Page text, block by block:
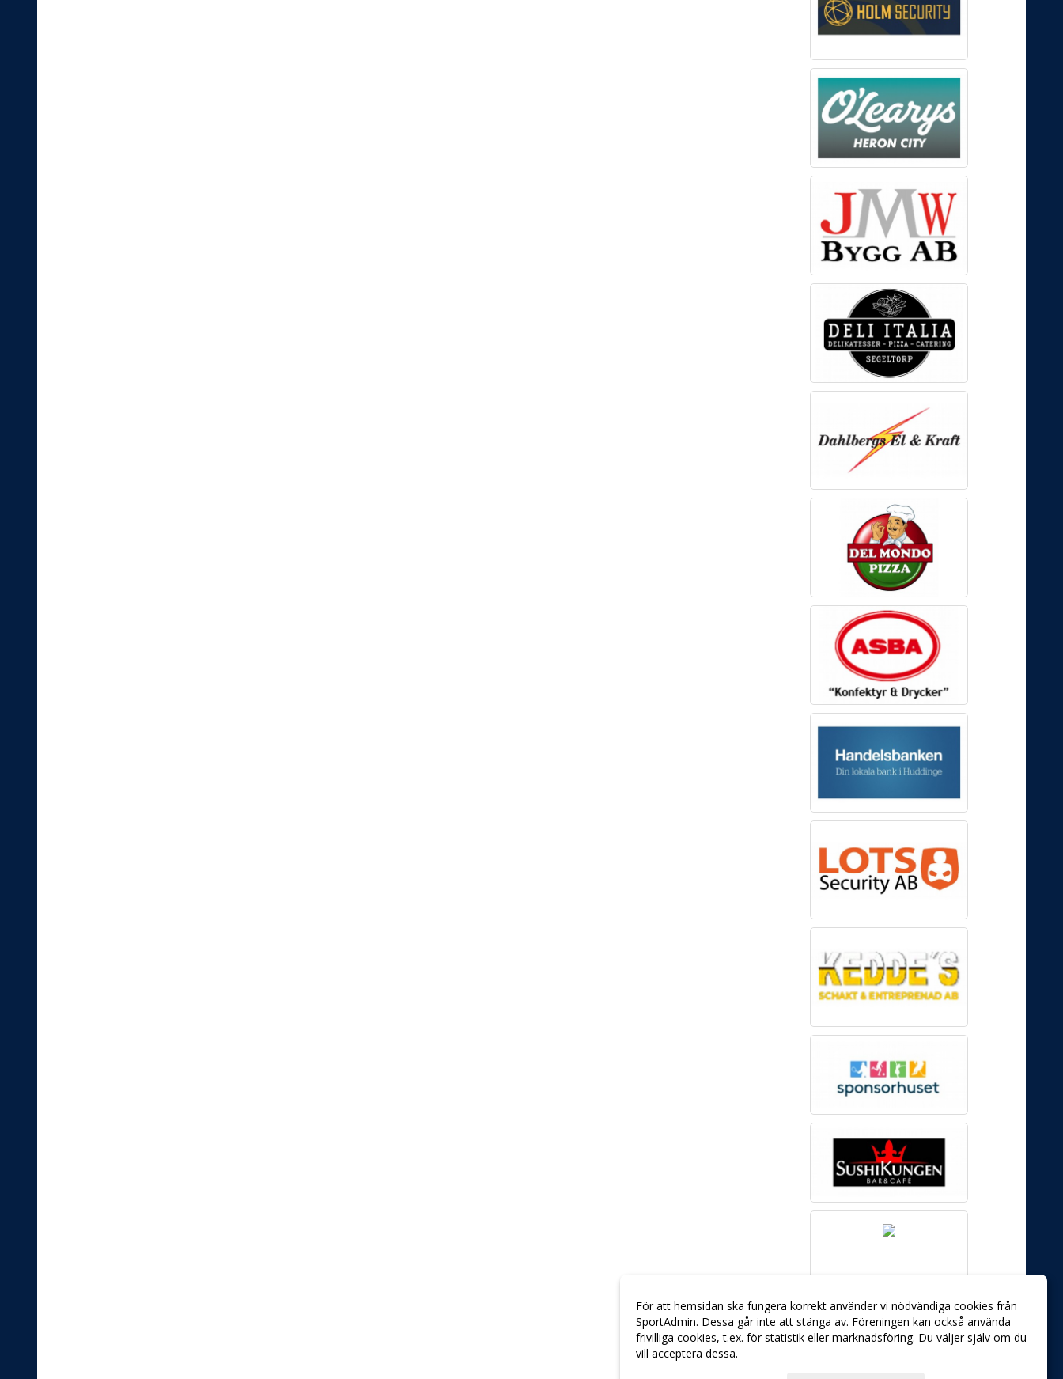
För att hemsidan ska fungera korrekt använder vi nödvändiga cookies från
SportAdmin. Dessa går inte att stänga av. Föreningen kan också använda
frivilliga cookies, t.ex. för statistik eller marknadsföring. Du väljer själv om du
vill acceptera dessa.